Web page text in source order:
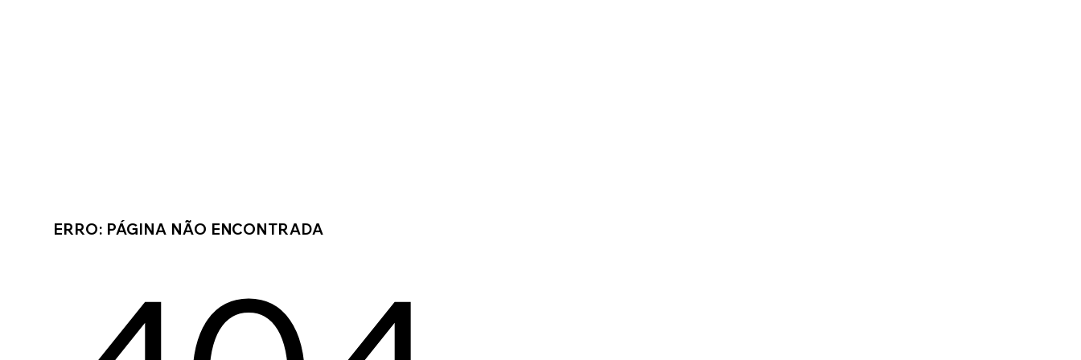
ERRO: PÁGINA NÃO ENCONTRADA